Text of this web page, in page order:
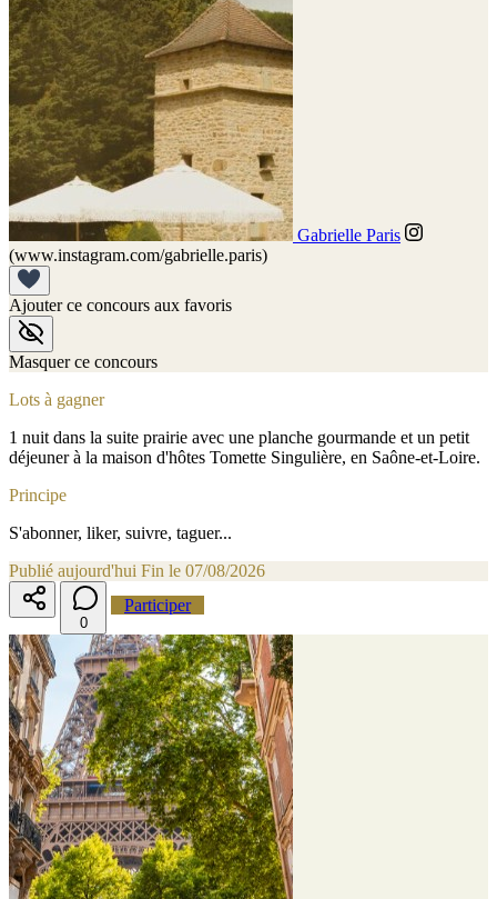
Gabrielle Paris
(www.instagram.com/gabrielle.paris)
Ajouter ce concours aux favoris
Masquer ce concours
Lots à gagner
1 nuit dans la suite prairie avec une planche gourmande et un petit
déjeuner à la maison d'hôtes Tomette Singulière, en Saône-et-Loire.
Principe
S'abonner, liker, suivre, taguer...
Publié aujourd'hui Fin le 07/08/2026
0
Participer